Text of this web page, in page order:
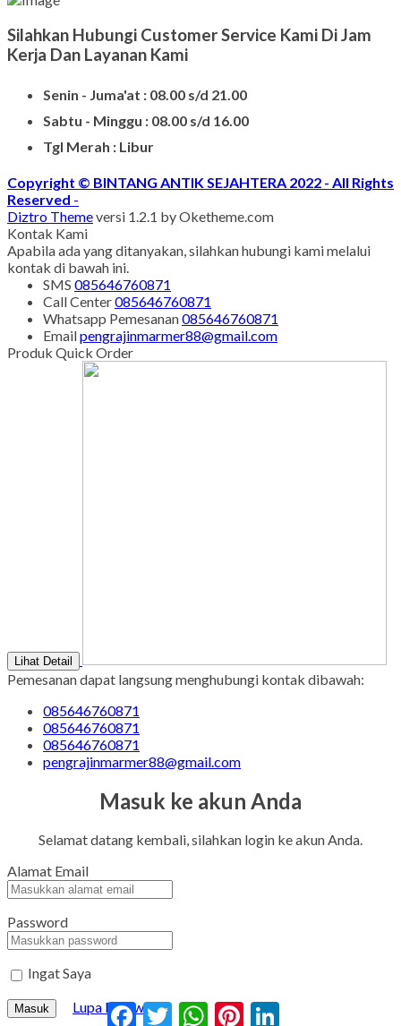
Silahkan Hubungi Customer Service Kami Di Jam
Kerja Dan Layanan Kami
Senin - Juma'at : 08.00 s/d 21.00
Sabtu - Minggu : 08.00 s/d 16.00
Tgl Merah : Libur
Copyright © BINTANG ANTIK SEJAHTERA 2022 - All Rights
Reserved -
Diztro Themeversi 1.2.1 by Oketheme.com
FacebookTwitterWhatsAppPinterest
Kontak Kami
Apabila ada yang ditanyakan, silahkan hubungi kami melalui
kontak di bawah ini.
SMS 085646760871
Call Center085646760871
Whatsapp Pemesanan085646760871
Emailpengrajinmarmer88@gmail.com
Produk Quick Order
Lihat Detail
Pemesanan dapat langsung menghubungi kontak dibawah:
085646760871
085646760871
085646760871
pengrajinmarmer88@gmail.com
Masuk ke akun Anda
Selamat datang kembali, silahkan login ke akun Anda.
Alamat Email
Password
Ingat Saya
Masuk Lupa Password?